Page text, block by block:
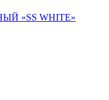
«SS WHITE»